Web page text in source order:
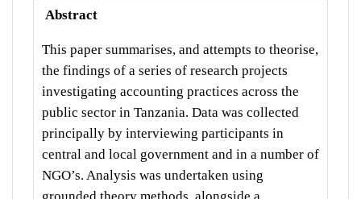
Abstract
This paper summarises, and attempts to theorise,
the findings of a series of research projects
investigating accounting practices across the
public sector in Tanzania. Data was collected
principally by interviewing participants in
central and local government and in a number of
NGO’s. Analysis was undertaken using